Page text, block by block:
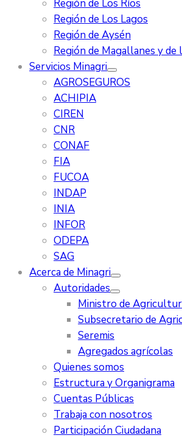
Región de Los Ríos
Región de Los Lagos
Región de Aysén
Región de Magallanes y
Servicios Minagri
AGROSEGUROS
ACHIPIA
CIREN
CNR
CONAF
FIA
FUCOA
INDAP
INIA
INFOR
ODEPA
SAG
Acerca de Minagri
Autoridades
Ministro de
Subsecretario de
Seremis
Agregados agrícolas
Quienes somos
Estructura y Organigrama
Cuentas Públicas
Trabaja con nosotros
Participación Ciudadana